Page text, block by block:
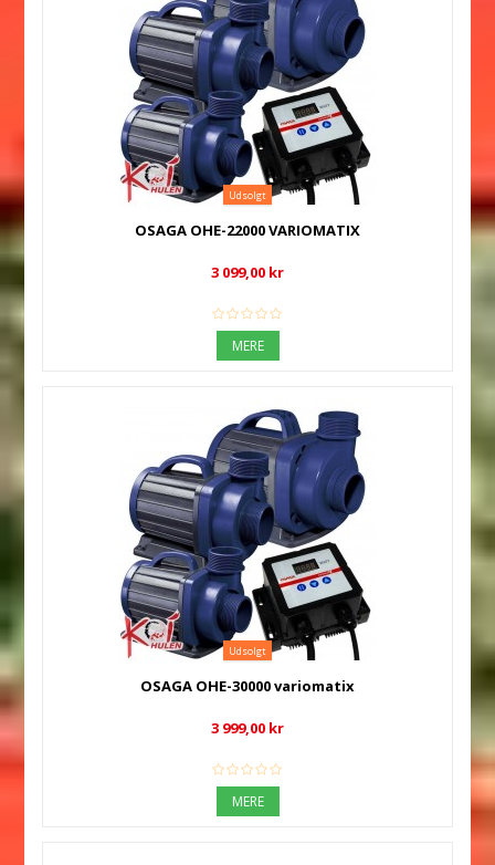
Udsolgt
OSAGA OHE-22000 VARIOMATIX
3 099,00 kr
MERE
Udsolgt
OSAGA OHE-30000 variomatix
3 999,00 kr
MERE